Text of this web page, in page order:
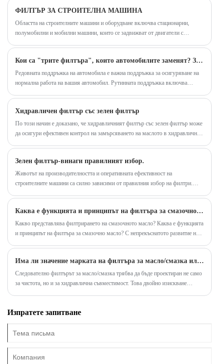
помогне за поддържане на чистото на двигателя.
качеството на въздуха вътре в автомобила.
ФИЛТЪР ЗА СТРОИТЕЛНА МАШИНА
Областта на строителните машини и оборудване включва стационарни,
полумобилни и мобилни машини, които се задвижват от двигатели с
Кои са "трите филтъра", които автомобилите заменят? Защо трябва редовно да сменяме "трите филтъра"?
Редовната поддръжка на автомобила е важна поддръжка за осигуряване на
нормална работа на вашия автомобил. Рутинната поддръжка включва
филтър; ако е дизелов двигател, това е дизелов филтър) , маслен филтър и
въздушен филтър.
Хидравличен филтър със зелен филтър
По този начин е доказано, че хидравличният филтър със зелен филтър може
да осигури ефективен контрол на замърсяването на маслото в хидравлична
частици, които намаляват ефективността на оборудването.
Зелен филтър-винаги правилният избор.
Животът на производителността и оперативната ефективност на
строителните машини са силно зависими от правилния избор на филтри.
и използвайте продукти от зелен филтър, които са напълно съвместими с
оригиналните стандарти за оборудване.
Каква е функцията и принципът на филтъра за смазочно масло?
Какво представлява филтрирането на смазочното масло? Каква е функцията
и принципът на филтъра за смазочно масло? С непрекъснатото развитие на
Има ли значение марката на филтъра за масло/смазка или всички филтри са еднакви отвътре?
Следователно филтърът за масло/смазка трябва да бъде проектиран не само
за чистота, но и за хидравлична съвместимост. Това двойно изискване
Изпратете запитване